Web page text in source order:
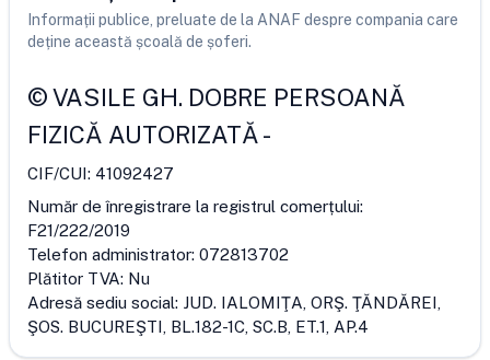
Informații publice, preluate de la ANAF despre compania care
deține această școală de șoferi.
©VASILE GH. DOBRE PERSOANĂ
FIZICĂ AUTORIZATĂ-
CIF/CUI: 41092427
Număr de înregistrare la registrul comerțului:
F21/222/2019
Telefon administrator: 072813702
Plătitor TVA: Nu
Adresă sediu social: JUD. IALOMIŢA, ORŞ. ŢĂNDĂREI,
ŞOS. BUCUREŞTI, BL.182-1C, SC.B, ET.1, AP.4